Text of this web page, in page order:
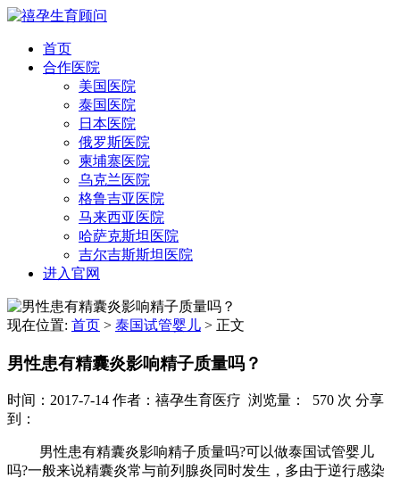
首页
合作医院
美国医院
泰国医院
日本医院
俄罗斯医院
柬埔寨医院
乌克兰医院
格鲁吉亚医院
马来西亚医院
哈萨克斯坦医院
吉尔吉斯斯坦医院
进入官网
现在位置: 首页 > 泰国试管婴儿 > 正文
男性患有精囊炎影响精子质量吗？
时间：2017-7-14 作者：禧孕生育医疗 浏览量： 570 次 分享
到：
男性患有精囊炎影响精子质量吗?可以做泰国试管婴儿
吗?一般来说精囊炎常与前列腺炎同时发生，多由于逆行感染